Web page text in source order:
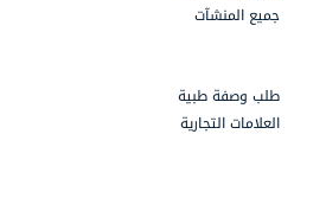
جميع المنشآت
طلب وصفة طبية
العلامات التجارية